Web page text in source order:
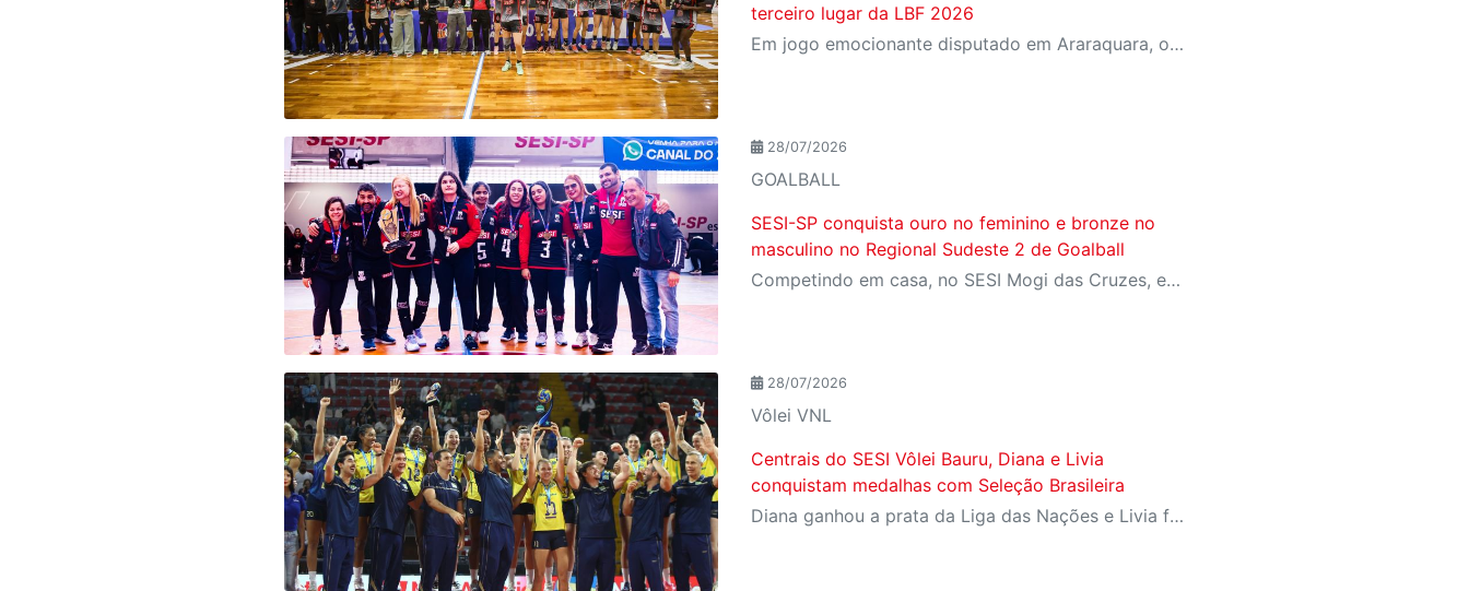
terceiro lugar da LBF 2026
Em jogo emocionante disputado em Araraquara, o SESI Araraquara Basquete superou um déficit de quase 20 pontos, contou com o apoio massivo da torcida e derrotou o Cerrado BRB por 77 a 71, conquistando o terceiro lugar da LBF Loterias Caixa 2026
28/07/2026
GOALBALL
SESI-SP conquista ouro no feminino e bronze no
masculino no Regional Sudeste 2 de Goalball
Competindo em casa, no SESI Mogi das Cruzes, equipes do SESI-SP encerram a competição com duas medalhas e reforçam a tradição da instituição entre as principais forças do goalball brasileiro.
28/07/2026
Vôlei VNL
Centrais do SESI Vôlei Bauru, Diana e Livia
conquistam medalhas com Seleção Brasileira
Diana ganhou a prata da Liga das Nações e Livia foi campeã da Copa Sul-Americana com Seleção B